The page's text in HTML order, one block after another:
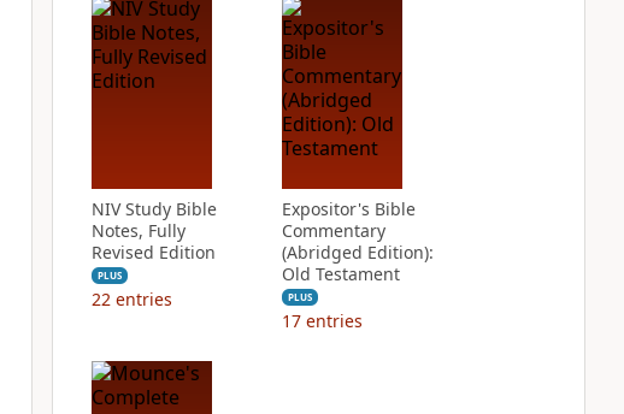
NIV Study Bible
Notes, Fully
Revised Edition
PLUS
22 entries
Expositor's Bible
Commentary
(Abridged Edition):
Old Testament
PLUS
17 entries